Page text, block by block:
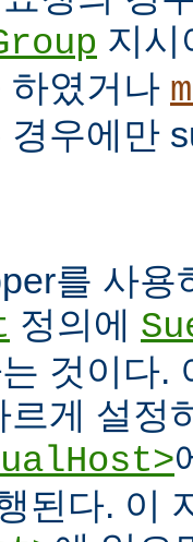
지시
하였거나
경우에만
를 사용
정의에
것이다.
게 설정
된다. 이